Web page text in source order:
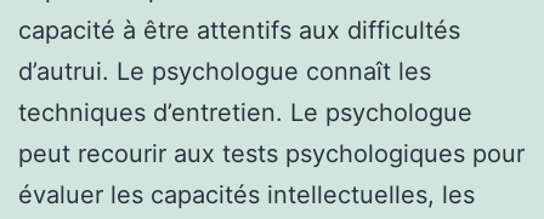
capacité à être attentifs aux difficultés
d’autrui. Le psychologue connaît les
techniques d’entretien. Le psychologue
peut recourir aux tests psychologiques pour
évaluer les capacités intellectuelles, les